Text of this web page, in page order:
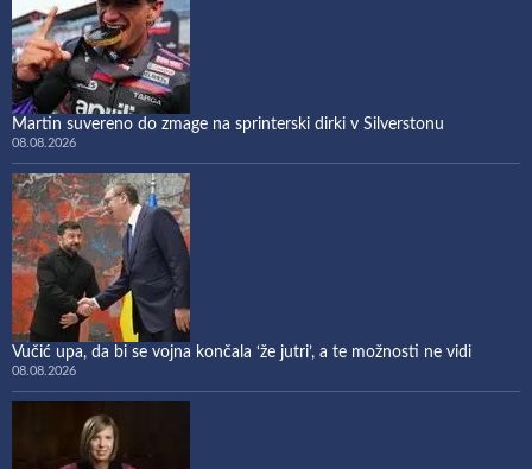
Martin suvereno do zmage na sprinterski dirki v Silverstonu
08.08.2026
Vučić upa, da bi se vojna končala ‘že jutri’, a te možnosti ne vidi
08.08.2026